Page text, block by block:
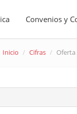
Convenios y
Inicio Cifras Oferta